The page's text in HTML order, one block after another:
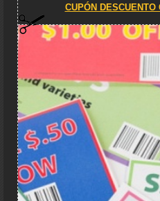
CUPÓN